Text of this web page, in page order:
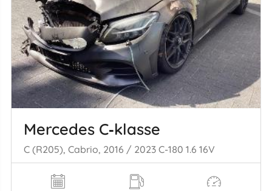
Mercedes C‑klasse
C (R205), Cabrio, 2016 / 2023 C-180 1.6 16V